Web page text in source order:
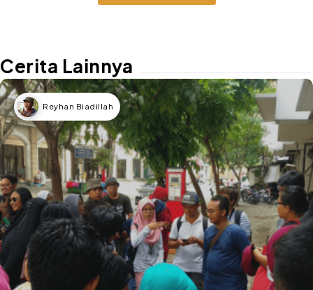
Cerita Lainnya
Reyhan Biadillah